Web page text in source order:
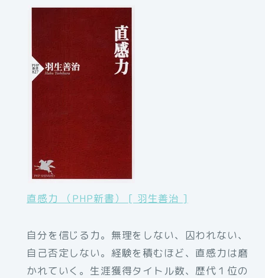
直感力 （PHP新書） [ 羽生善治 ]
自分を信じる力。無理をしない、囚われない、
自己否定しない。経験を積むほど、直感力は磨
かれていく。生涯獲得タイトル数、歴代１位の